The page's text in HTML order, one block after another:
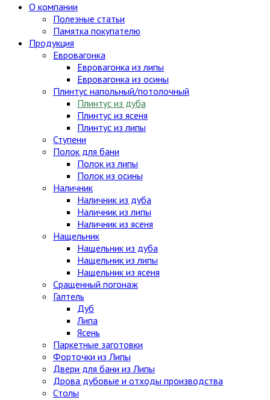
О компании
Полезные статьи
Памятка покупателю
Продукция
Евровагонка
Евровагонка из липы
Евровагонка из осины
Плинтус напольный/потолочный
Плинтус из дуба
Плинтус из ясеня
Плинтус из липы
Ступени
Полок для бани
Полок из липы
Полок из осины
Наличник
Наличник из дуба
Наличник из липы
Наличник из ясеня
Нащельник
Нащельник из дуба
Нащельник из липы
Нащельник из ясеня
Сращенный погонаж
Галтель
Дуб
Липа
Ясень
Паркетные заготовки
Форточки из Липы
Двери для бани из Липы
Дрова дубовые и отходы производства
Столы